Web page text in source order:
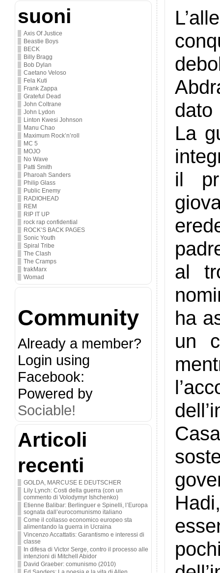
suoni
Axis Of Justice
Beastie Boys
BECK
Billy Bragg
Bob Dylan
Caetano Veloso
Fela Kuti
Frank Zappa
Grateful Dead
John Coltrane
John Lydon
Linton Kwesi Johnson
Manu Chao
Maximum Rock’n’roll
MC 5
MOJO
No Wave
Patti Smith
Pharoah Sanders
Philip Glass
Public Enemy
RADIOHEAD
REM
RIP IT UP
rock rap confidential
ROCK’S BACK PAGES
Sonic Youth
Spiral Tribe
The Clash
The Cramps
trakMarx
Womad
Community
Already a member?
Login using
Facebook:
Powered by
Sociable!
Articoli
recenti
GOLDA, MARCUSE E DEUTSCHER
Lily Lynch: Costi della guerra (con un
commento di Volodymyr Ishchenko)
Etienne Balibar: Berlinguer e Spinelli, l’Europa
sognata dall’eurocomunismo italiano
Come il collasso economico europeo sta
alimentando la guerra in Ucraina
Vincenzo Accattatis: Garantismo e interessi di
classe
In difesa di Victor Serge, contro il processo alle
intenzioni di Mitchell Abidor
David Graeber: comunismo (2010)
dato
La
il
al
ha
un